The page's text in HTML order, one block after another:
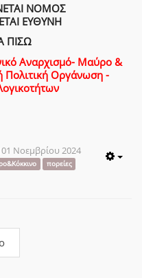
ΝΟΜΟΣ
ΕΥΘΥΝΗ
ΠΙΣΩ
Αναρχισμό- Μαύρο &
Πολιτική Οργάνωση -
01 Νοεμβρίου 2024
πορείες